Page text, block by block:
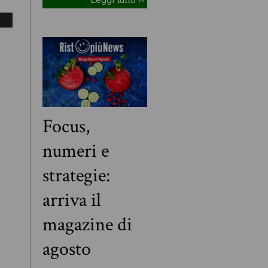
Focus,
numeri e
strategie:
arriva il
magazine di
agosto